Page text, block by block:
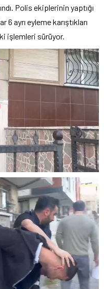
Polis ekiplerinin yaptığı
ayrı eyleme karıştıkları
işlemleri sürüyor.